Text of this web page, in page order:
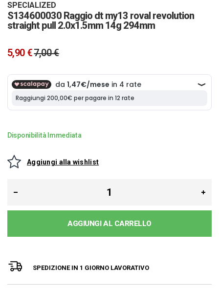
SPECIALIZED
S134600030 Raggio dt my13 roval revolution
straight pull 2.0x1.5mm 14g 294mm
5,90 €7,00 €
Disponibilità Immediata
Aggiungi alla wishlist
AGGIUNGI AL CARRELLO
SPEDIZIONE IN 1 GIORNO LAVORATIVO
galleria
di
immagini